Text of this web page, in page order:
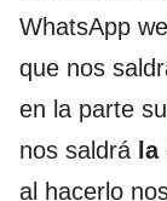
WhatsApp
que nos
en la parte
nos saldrá la
al hacerlo